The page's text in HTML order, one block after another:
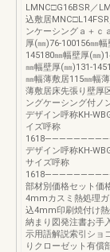
LMNC□G16BSR／
込敷居
ンケーシングａ＋ｃ
厚(㎜)76-100156㎜
145180㎜幅壁厚(㎜
㎜幅壁厚(㎜)131-
㎜幅薄敷居115㎜幅
薄敷居床先張り壁厚
ングケーシング付ノ
デザイン呼称KH-
イズ呼称
デザイン呼称KH-
サイズ呼称
部材別価格セット価
4mmカスミ熱処理
込4mm印刷焼付け
納まり図発注書お手
示用語解説索引ショ
りクローゼット有償